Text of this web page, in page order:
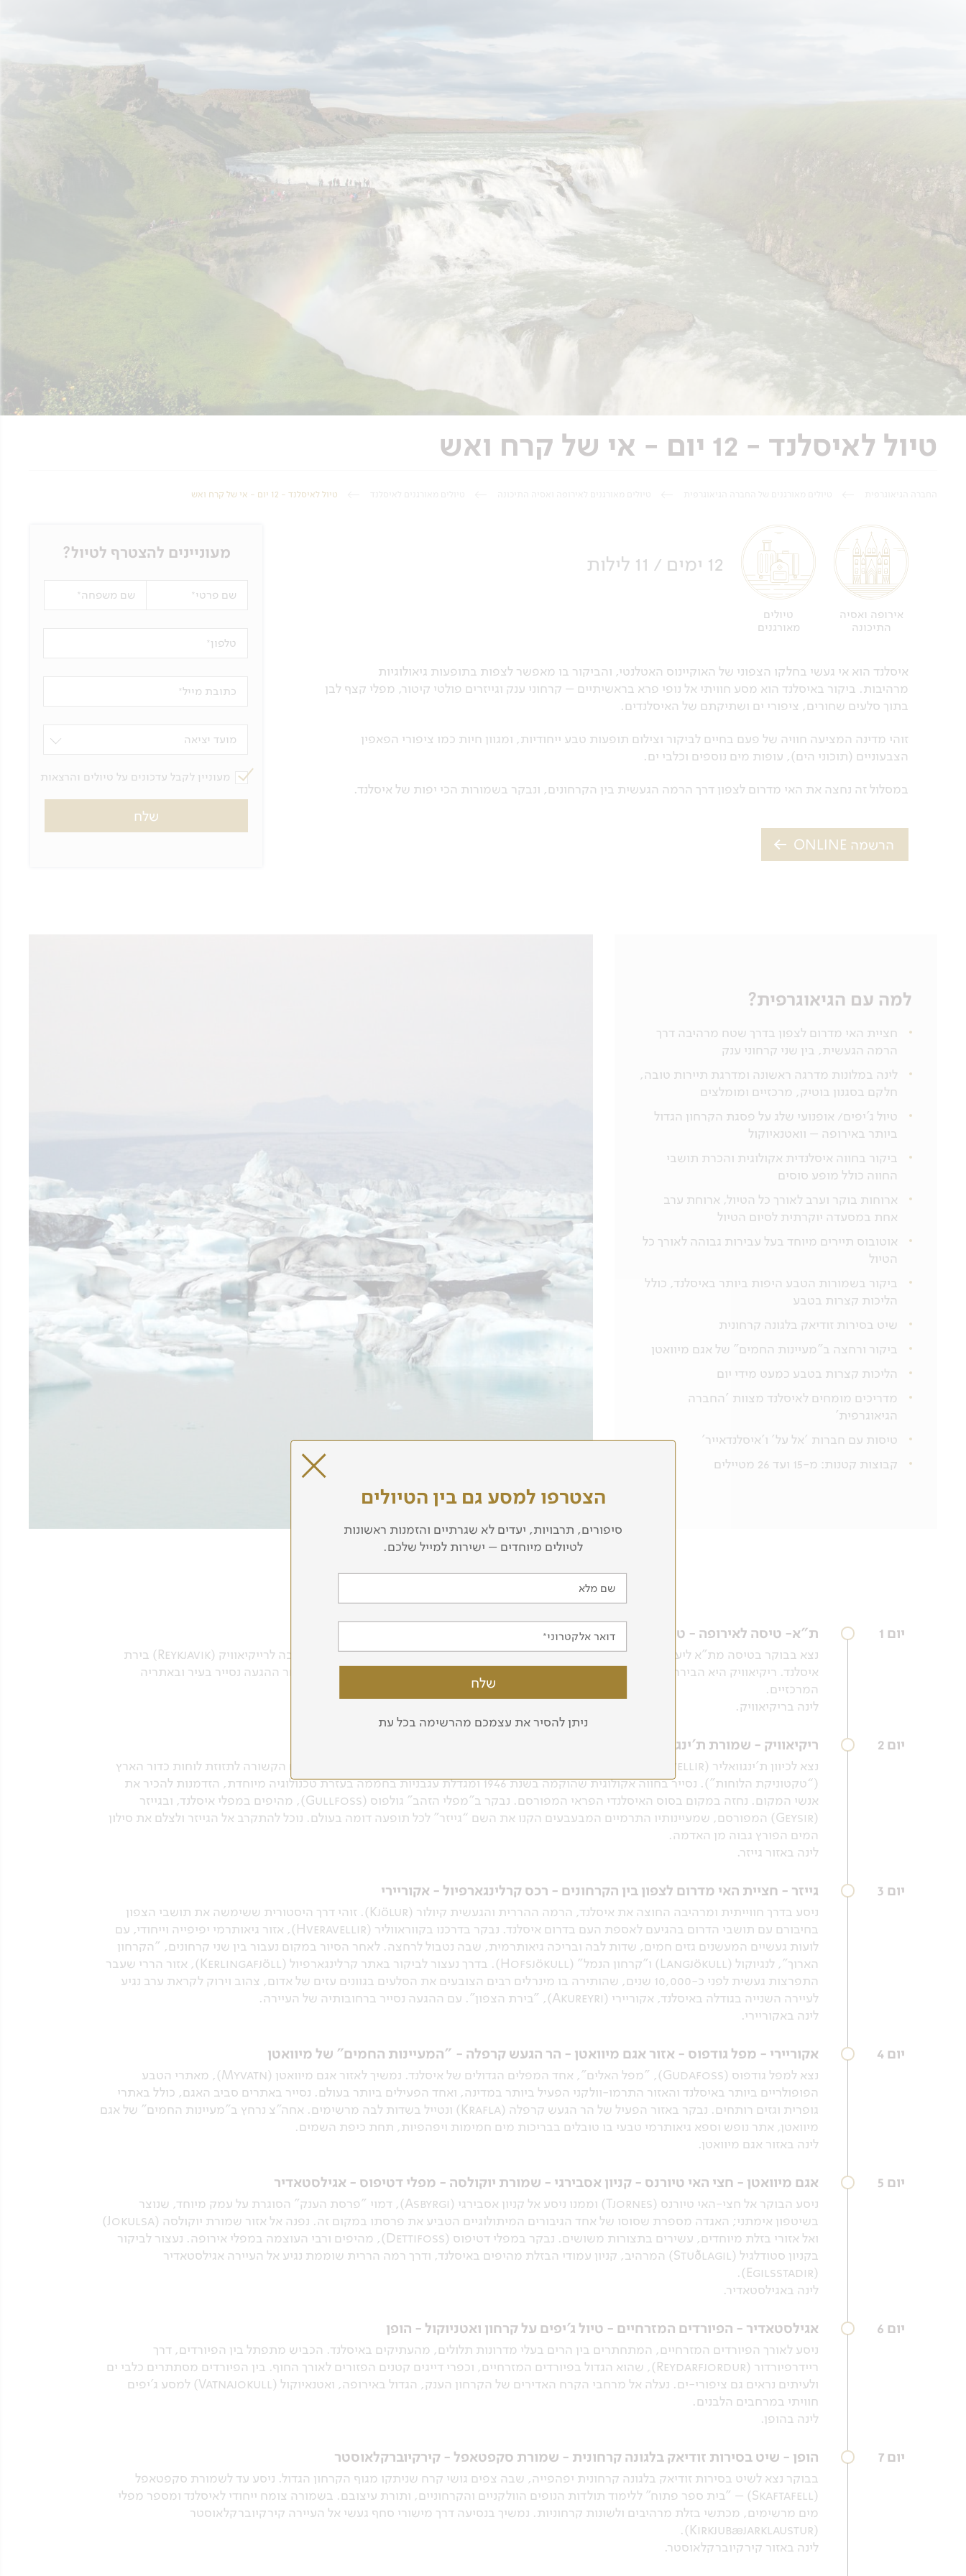
טיול לאיסלנד - 12 יום - אי של קרח ואש
טיול לאיסלנד - 12 יום - אי של קרח ואש
אירופה ואסיה
התיכונה
טיולים
מאורגנים
12 ימים / 11 לילות
איסלנד הוא אי געשי בחלקו הצפוני של האוקיינוס האטלנטי, והביקור בו מאפשר לצפות בתופעות גיאולוגיות
מרהיבות. ביקור באיסלנד הוא מסע חוויתי אל נופי פרא בראשיתיים – קרחוני ענק וגייזרים פולטי קיטור, מפלי קצף לבן
בתוך סלעים שחורים, ציפורי ים ושתיקתם של האיסלנדים.
זוהי מדינה המציעה חוויה של פעם בחיים לביקור וצילום תופעות טבע ייחודיות, ומגוון חיות כמו ציפורי הפאפין
הצבעוניים (תוכוני הים), עופות מים נוספים וכלבי ים.
במסלול זה נחצה את האי מדרום לצפון דרך הרמה הגעשית בין הקרחונים, ונבקר בשמורות הכי יפות של איסלנד.
הרשמה ONLINE
מעוניינים להצטרף לטיול?
שם פרטי שם משפחה
טלפון
כתובת מייל
מועד יציאה
מעוניין לקבל עדכונים על טיולים והרצאות
למה עם הגיאוגרפית?
חציית האי מדרום לצפון בדרך שטח מרהיבה דרך
הרמה הגעשית, בין שני קרחוני ענק
לינה במלונות מדרגה ראשונה ומדרגת תיירות טובה,
חלקם בסגנון בוטיק, מרכזיים ומומלצים
טיול ג'יפים/ אופנועי שלג על פסגת הקרחון הגדול
ביותר באירופה – וואטנאיוקול
ביקור בחווה איסלנדית אקולוגית והכרת תושבי
החווה כולל מופע סוסים
ארוחות בוקר וערב לאורך כל הטיול, ארוחת ערב
אחת במסעדה יוקרתית לסיום הטיול
אוטובוס תיירים מיוחד בעל עבירות גבוהה לאורך כל
הטיול
ביקור בשמורות הטבע היפות ביותר באיסלנד, כולל
הליכות קצרות בטבע
שיט בסירות זודיאק בלגונה קרחונית
ביקור ורחצה ב"מעיינות החמים" של אגם מיוואטן
הליכות קצרות בטבע כמעט מידי יום
מדריכים מומחים לאיסלנד מצוות 'החברה
הגיאוגרפית'
טיסות עם חברות 'אל על' ו'איסלנדאייר'
קבוצות קטנות: מ-15 ועד 26 מטיילים
יום 1 ת"א- טיסה לאירופה - טיסה לקפאוויק - ריקיאוויק
נצא בבוקר בטיסה מת"א ליעד ביניים באירופה וממנו בטיסה לנמל התעופה בקפלאוויק (Keflavik), הקרובה לרייקיאוויק (Reykjavik) בירת
איסלנד. ריקיאוויק היא הבירה הצפונית ביותר בעולם ומהווה, למעשה, המרכז העירוני היחיד באיסלנד. לאחר ההגעה נסייר בעיר ובאתריה
המרכזיים.
לינה בריקיאוויק.
יום 2 ריקיאוויק - שמורת ת'ינגוואליר - חווה אקולוגית ותצוגת סוסים - מפלי גולפוס - גייזר
נצא לכיוון ת’ינגוואליר (Thingvellir), מקום הפרלמנט הראשון באירופה, שם ניתן לחזות במערכת סדקים הקשורה לתזוזת לוחות כדור הארץ
(“טקטוניקת הלוחות”). נסייר בחווה אקולוגית שהוקמה בשנת 1946 ומגדלת עגבניות בחממה בעזרת טכנולוגיה מיוחדת, הזדמנות להכיר את
אנשי המקום. נחזה במקום בסוס האיסלנדי הפראי המפורסם. נבקר ב”מפלי הזהב” גולפוס (Gullfoss), מהיפים במפלי איסלנד, ובגייזר
(Geysir) המפורסם, שמעיינותיו התרמיים המבעבעים הקנו את השם “גייזר” לכל תופעה דומה בעולם. נוכל להתקרב אל הגייזר ולצלם את סילון
המים הפורץ גבוה מן האדמה.
לינה באזור גייזר.
יום 3 גייזר - חציית האי מדרום לצפון בין הקרחונים - רכס קרלינגארפיול - אקוריירי
ניסע בדרך חווייתית ומרהיבה החוצה את איסלנד, הרמה ההררית והגעשית קיולור (Kjölur). זוהי דרך היסטורית ששימשה את תושבי הצפון
בחיבורם עם תושבי הדרום בהגיעם לאספת העם בדרום איסלנד. נבקר בדרכנו בקווראווליר (Hveravellir), אזור גיאותרמי יפיפייה וייחודי, עם
לועות געשיים המעשנים גזים חמים, שדות לבה ובריכה גיאותרמית, שבה נטבול לרחצה. לאחר הסיור במקום נעבור בין שני קרחונים, "הקרחון
הארוך", לנגיוקול (Langjökull) ו"קרחון הנמל" (Hofsjökull). בדרך נעצור לביקור באתר קרלינגארפיול (Kerlingafjöll), אזור הררי שעבר
התפרצות געשית לפני כ-10,000 שנים, שהותירה בו מינרלים רבים הצובעים את הסלעים בגוונים עזים של אדום, צהוב וירוק לקראת ערב נגיע
לעיירה השנייה בגודלה באיסלנד, אקוריירי (Akureyri), "בירת הצפון". עם ההגעה נסייר ברחובותיה של העיירה.
לינה באקוריירי.
יום 4 אקוריירי - מפל גודפוס - אזור אגם מיוואטן - הר הגעש קרפלה - "המעיינות החמים" של מיוואטן
נצא למפל גודפוס (Gudafoss), "מפל האלים”, אחד המפלים הגדולים של איסלנד. נמשיך לאזור אגם מיוואטן (Myvatn), מאתרי הטבע
הפופולריים ביותר באיסלנד והאזור התרמו-וולקני הפעיל ביותר במדינה, ואחד הפעילים ביותר בעולם. נסייר באתרים סביב האגם, כולל באתרי
גופרית וגזים רותחים. נבקר באזור הפעיל של הר הגעש קרפלה (Krafla) ונטייל בשדות לבה מרשימים. אחה”צ נרחץ ב”מעיינות החמים” של אגם
מיוואטן, אתר נופש וספא גיאותרמי טבעי בו טובלים בבריכות מים חמימות ויפהפיות, תחת כיפת השמים.
לינה באזור אגם מיוואטן.
יום 5 אגם מיוואטן - חצי האי טיורנס - קניון אסבירגי - שמורת יוקולסה - מפלי דטיפוס - אגילסטאדיר
ניסע הבוקר אל חצי-האי טיורנס (Tjornes) וממנו ניסע אל קניון אסבירגי (Asbyrgi), דמוי "פרסת הענק" הסוגרת על עמק מיוחד, שנוצר
בשיטפון אימתני; האגדה מספרת שסוסו של אחד הגיבורים המיתולוגיים הטביע את פרסתו במקום זה. נפנה אל אזור שמורת יוקולסה (Jokulsa)
ואל אזורי בזלת מיוחדים, עשירים בתצורות משושים. נבקר במפלי דטיפוס (Dettifoss), מהיפים ורבי העוצמה במפלי אירופה. נעצור לביקור
בקניון סטודלגיל (Stuðlagil) המרהיב, קניון עמודי הבזלת מהיפים באיסלנד, ודרך רמה הררית שוממת נגיע אל העיירה אגילסטאדיר
(Egilsstadir).
לינה באגילסטאדיר.
יום 6 אגילסטאדיר - הפיורדים המזרחיים - טיול ג'יפים על קרחון ואטניוקול - הופן
ניסע לאורך הפיורדים המזרחיים, המתחתרים בין הרים בעלי מדרונות תלולים, מהעתיקים באיסלנד. הכביש מתפתל בין הפיורדים, דרך
ריידרפיורדור (Reydarfjordur), שהוא הגדול בפיורדים המזרחיים, וכפרי דייגים קטנים הפזורים לאורך החוף. בין הפיורדים מסתתרים כלבי ים
ולעיתים נראים גם ציפורי-ים. נעלה אל מרחבי הקרח האדירים של הקרחון הענק, הגדול באירופה, ואטנאיוקול (Vatnajokull) למסע ג'יפים
חוויתי במרחבים הלבנים.
לינה בהופן.
יום 7 הופן - שיט בסירות זודיאק בלגונה קרחונית - שמורת סקפטאפל - קירקיוברקלאוסטר
בבוקר נצא לשיט בסירות זודיאק בלגונה קרחונית יפהפייה, שבה צפים גושי קרח שניתקו מגוף הקרחון הגדול. ניסע עד לשמורת סקפטאפל
(Skaftafell) – "בית ספר פתוח" ללימוד תולדות הנופים הוולקניים והקרחוניים, ותורת עיצובם. בשמורה צומח ייחודי לאיסלנד ומספר מפלי
מים מרשימים, מכתשי בזלת מרהיבים ולשונות קרחוניות. נמשיך בנסיעה דרך מישורי סחף געשי אל העיירה קירקיוברקלאוסטר
(Kirkjubæjarklaustur).
לינה באזור קירקיוברקלאוסטר.
הצטרפו למסע גם בין הטיולים
סיפורים, תרבויות, יעדים לא שגרתיים והזמנות ראשונות
לטיולים מיוחדים – ישירות למייל שלכם.
שם מלא
דואר אלקטרוני
ניתן להסיר את עצמכם מהרשימה בכל עת